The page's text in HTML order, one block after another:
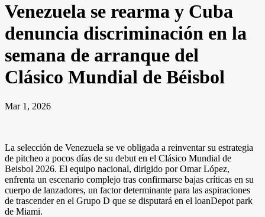
Venezuela se rearma y Cuba
denuncia discriminación en la
semana de arranque del
Clásico Mundial de Béisbol
Mar 1, 2026
La selección de Venezuela se ve obligada a reinventar su estrategia
de pitcheo a pocos días de su debut en el Clásico Mundial de
Beisbol 2026. El equipo nacional, dirigido por Omar López,
enfrenta un escenario complejo tras confirmarse bajas críticas en su
cuerpo de lanzadores, un factor determinante para las aspiraciones
de trascender en el Grupo D que se disputará en el loanDepot park
de Miami.